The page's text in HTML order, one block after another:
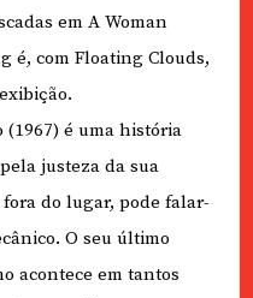
em A Woman
é, com Floating Clouds,
é uma história
justeza da sua
do lugar, pode falar-
O seu último
acontece em tantos